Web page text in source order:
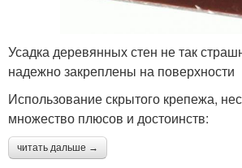
Усадка деревянных стен не так
надежно закреплены на поверхности
Использование скрытого крепежа,
множество плюсов и достоинств:
читать дальше →